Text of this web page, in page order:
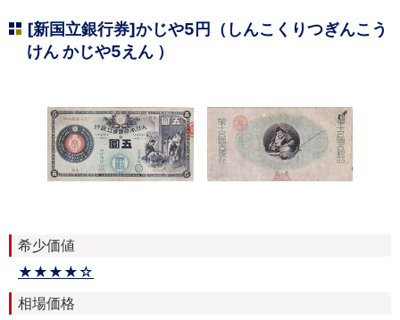
[新国立銀行券]かじや5円（しんこくりつぎんこう
けん かじや5えん ）
希少価値
★★★★☆
相場価格